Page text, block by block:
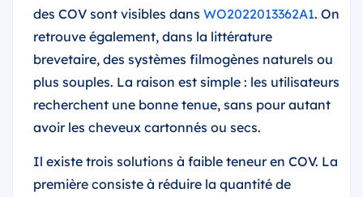
des COV sont visibles dans WO2022013362A1. On
retrouve également, dans la littérature
brevetaire, des systèmes filmogènes naturels ou
plus souples. La raison est simple : les utilisateurs
recherchent une bonne tenue, sans pour autant
avoir les cheveux cartonnés ou secs.
Il existe trois solutions à faible teneur en COV. La
première consiste à réduire la quantité de